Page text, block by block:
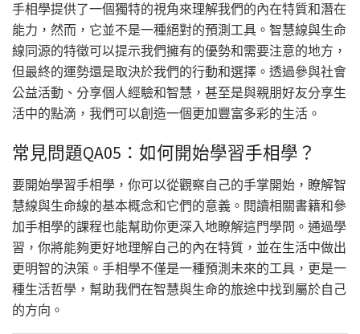
手相學提供了一個獨特的視角來理解我們的內在特質和潛在
能力，然而，它並不是一種絕對的預測工具。智慧線與生命
線同源的特徵可以提示我們擁有的優勢和需要注意的地方，
但最終的運勢還是取決於我們的行動和選擇。透過參與社會
公益活動、分享個人經驗和智慧，甚至是與親朋好友分享生
活中的點滴，我們可以創造一個更加豐富多彩的生活。
常見問題QA05：如何開始學習手相學？
要開始學習手相學，你可以從觀察自己的手掌開始，瞭解智
慧線與生命線的基本概念和它們的意義。閱讀相關書籍和參
加手相學的課程也能幫助你更深入地瞭解這門學問。通過學
習，你將能夠更好地理解自己的內在特質，並在生活中做出
更明智的決策。手相學不僅是一種預測未來的工具，更是一
種生活哲學，幫助我們在智慧與生命的旅途中找到屬於自己
的方向。